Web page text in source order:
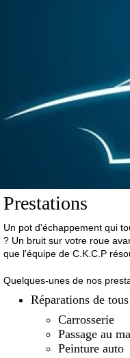
Prestations
Un pot d'échappement qui
? Un bruit sur votre roue
que l'équipe de C.K.C.P
Quelques-unes de nos
Réparations de
Carrosserie
Passage au
Peinture auto